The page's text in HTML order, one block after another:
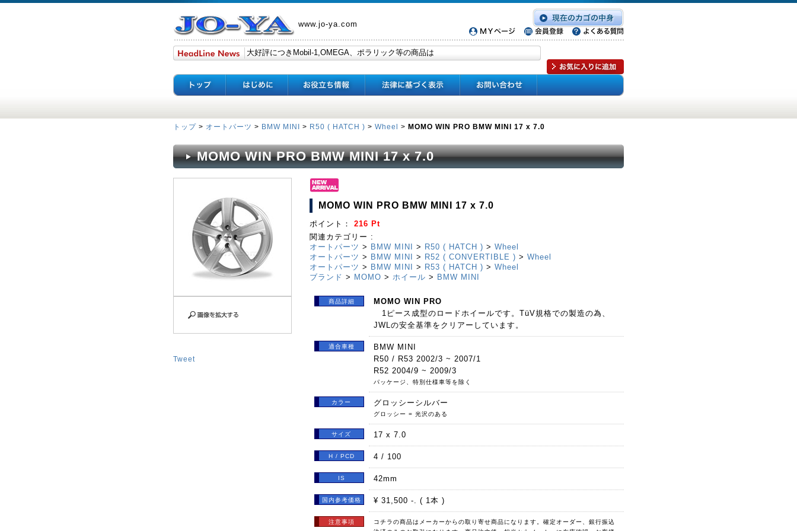
www.jo-ya.com
トップ > オートパーツ > BMW MINI > R50 ( HATCH ) > Wheel > MOMO WIN PRO BMW MINI 17 x 7.0
MOMO WIN PRO BMW MINI 17 x 7.0
Tweet
MOMO WIN PRO BMW MINI 17 x 7.0
ポイント： 216 Pt
関連カテゴリー :
オートパーツ > BMW MINI > R50 ( HATCH ) > Wheel
オートパーツ > BMW MINI > R52 ( CONVERTIBLE ) > Wheel
オートパーツ > BMW MINI > R53 ( HATCH ) > Wheel
ブランド > MOMO > ホイール > BMW MINI
商品詳細
MOMO WIN PRO
1ピース成型のロードホイールです。TüV規格での製造の為、
JWLの安全基準をクリアーしています。
適合車種
BMW MINI
R50 / R53 2002/3 ~ 2007/1
R52 2004/9 ~ 2009/3
パッケージ、特別仕様車等を除く
カラー グロッシーシルバー
グロッシー = 光沢のある
サイズ 17 x 7.0
H / PCD 4 / 100
IS 42mm
国内参考価格 ¥ 31,500 -. ( 1本 )
注意事項
コチラの商品はメーカーからの取り寄せ商品になります。確定オーダー、銀行振込